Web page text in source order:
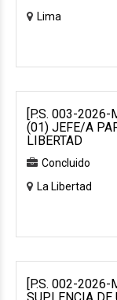
Lima
[P.S. 003-2026-
(01) JEFE/A
LIBERTAD
Concluido
La Libertad
[P.S. 002-2026-